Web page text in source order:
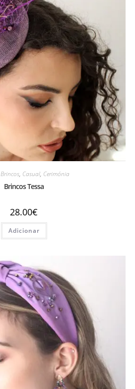
Brincos, Casual, Cerimónia
Brincos Tessa
28.00€
Adicionar